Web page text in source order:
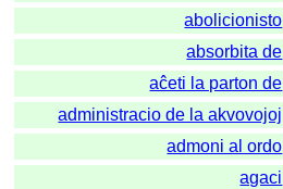
abolicionisto
absorbita de
aĉeti la parton de
administracio de la akvovojoj
admoni al ordo
agaci